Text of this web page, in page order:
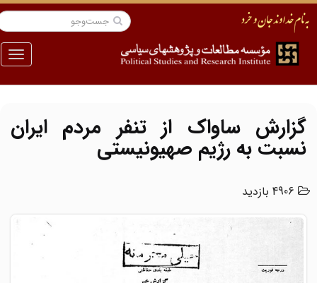
منو
گزارش ساواک از تنفر مردم ایران
نسبت به رژیم صهیونیستی
4906 بازدید